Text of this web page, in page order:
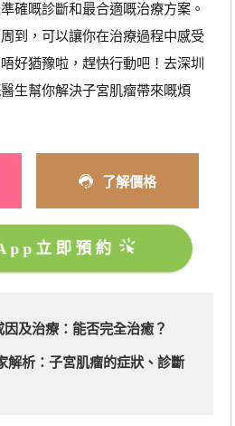
確嘅診斷和最合適嘅治療方案。
到，可以讓你在治療過程中感受
好猶豫啦，趕快行動吧！去深圳
生幫你解決子宮肌瘤帶來嘅煩
了解價格
立即預約
及治療：能否完全治癒？
解析：子宮肌瘤的症狀、診斷